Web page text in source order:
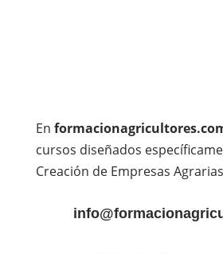
En
cursos diseñados
Creación de Empresas